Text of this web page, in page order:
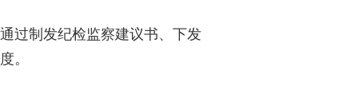
过制发纪检监察建议书、下发
。